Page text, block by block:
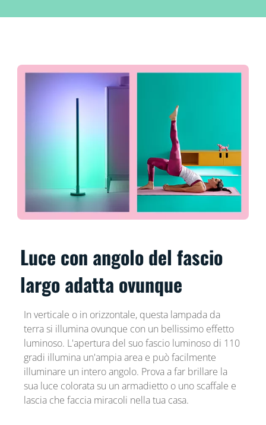
Luce con angolo del fascio
largo adatta ovunque
In verticale o in orizzontale, questa lampada da
terra si illumina ovunque con un bellissimo effetto
luminoso. L'apertura del suo fascio luminoso di 110
gradi illumina un'ampia area e può facilmente
illuminare un intero angolo. Prova a far brillare la
sua luce colorata su un armadietto o uno scaffale e
lascia che faccia miracoli nella tua casa.